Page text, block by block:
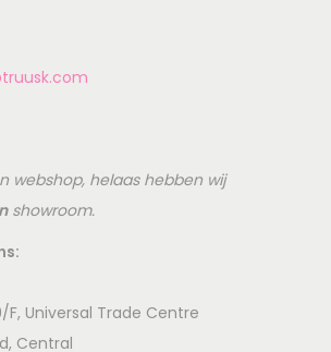
webshop, helaas hebben wij
showroom.
Universal Trade Centre
Central